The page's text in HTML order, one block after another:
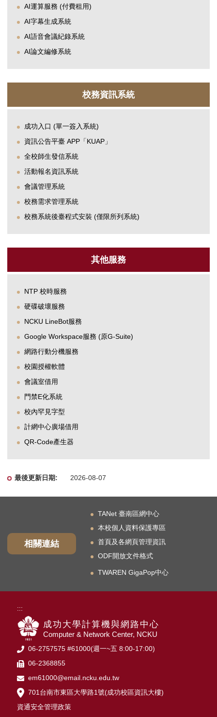
AI運算服務 (付費租用)
AI字幕生成系統
AI語音會議紀錄系統
AI論文編修系統
校務資訊系統
成功入口 (單一簽入系統)
資訊公告平臺 APP「KUAP」
全校師生發信系統
活動報名資訊系統
會議管理系統
校務需求管理系統
校務系統後臺程式安裝 (僅限所列系統)
其他服務
NTP 校時服務
硬碟破壞服務
NCKU LineBot服務
Google Workspace服務 (原G-Suite)
網路行動分機服務
校園授權軟體
會議室借用
門禁E化系統
校內罕見字型
計網中心廣場借用
QR-Code產生器
2026-08-07
相關連結
TANet 臺南區網中心
本校個人資料保護專區
首頁及各網頁管理資訊
ODF開放文件格式
TWAREN GigaPop中心
:::
成功大學計算機與網路中心
Computer & Network Center, NCKU
06-2757575 #61000(週一~五 8:00-17:00)
06-2368855
em61000@email.ncku.edu.tw
701台南市東區大學路1號(成功校區資訊大樓)
資通安全管理政策